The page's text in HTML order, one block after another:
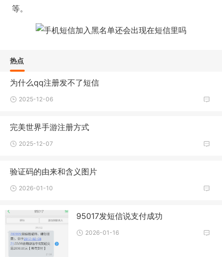
等。
热点
为什么qq注册发不了短信
2025-12-06
完美世界手游注册方式
2025-12-07
验证码的由来和含义图片
2026-01-10
95017发短信说支付成功
2026-01-16